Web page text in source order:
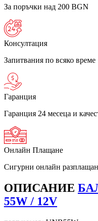
За поръчки над 200 BGN
Консултация
Запитвания по всяко време
Гаранция
Гаранция 24 месеца и
Онлайн Плащане
Сигурни онлайн
ОПИСАНИЕ
55W / 12V